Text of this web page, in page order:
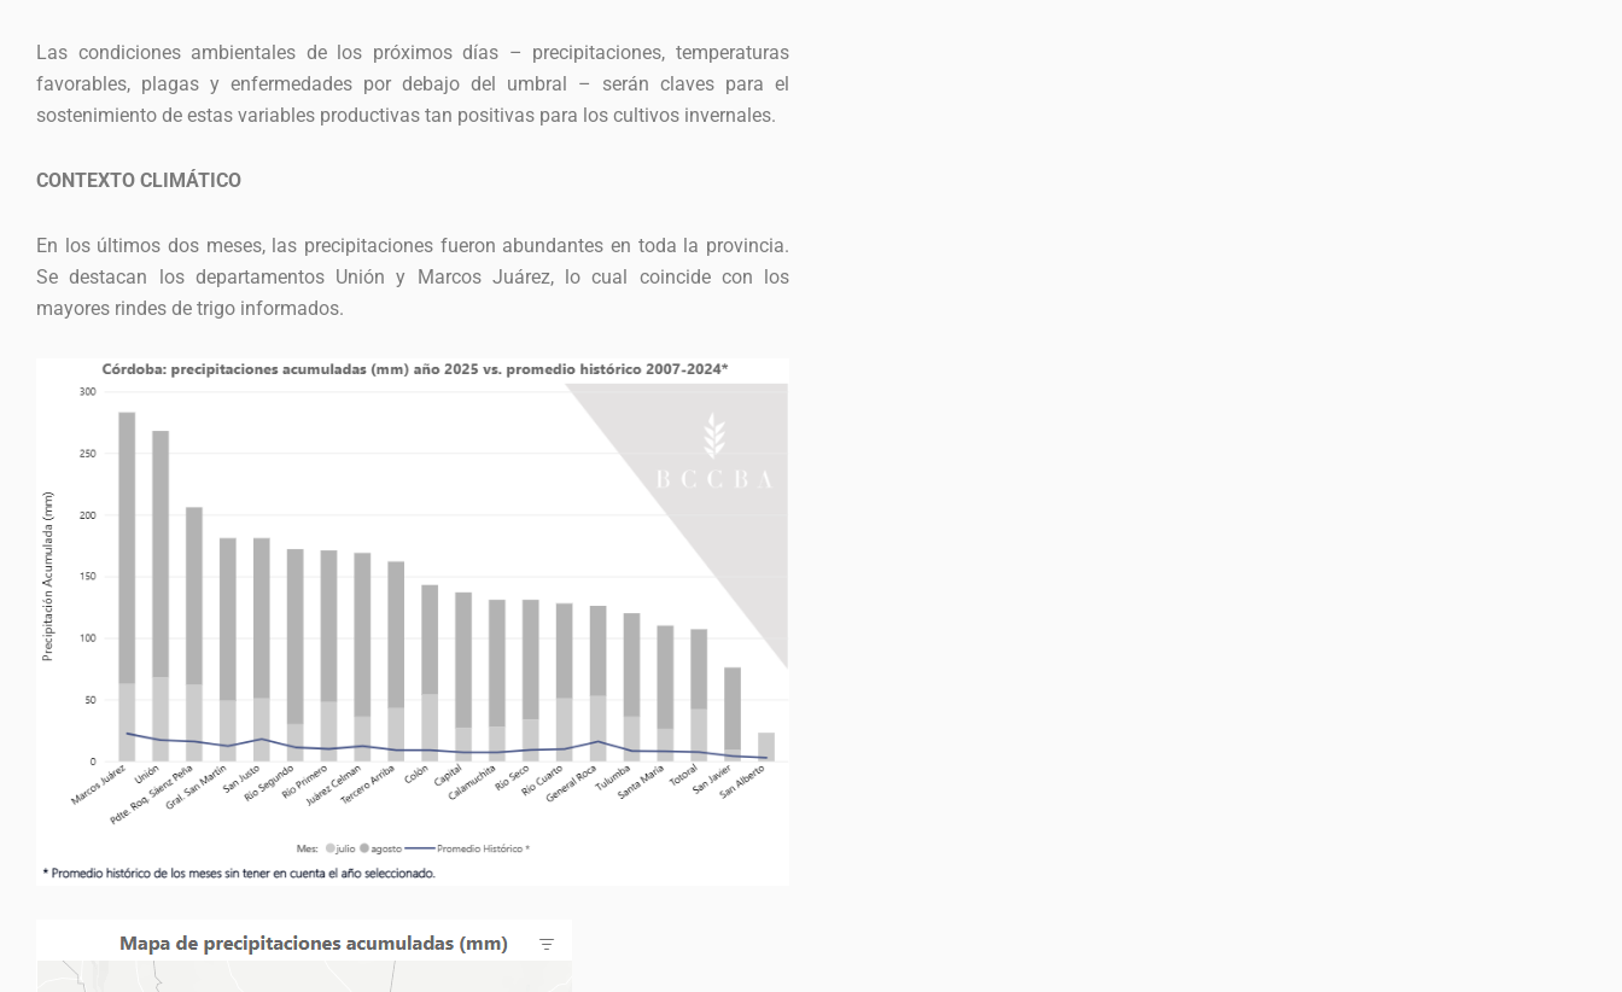
Las condiciones ambientales de los próximos días – precipitaciones, temperaturas
favorables, plagas y enfermedades por debajo del umbral – serán claves para el
sostenimiento de estas variables productivas tan positivas para los cultivos invernales.
CONTEXTO CLIMÁTICO
En los últimos dos meses, las precipitaciones fueron abundantes en toda la provincia.
Se destacan los departamentos Unión y Marcos Juárez, lo cual coincide con los
mayores rindes de trigo informados.